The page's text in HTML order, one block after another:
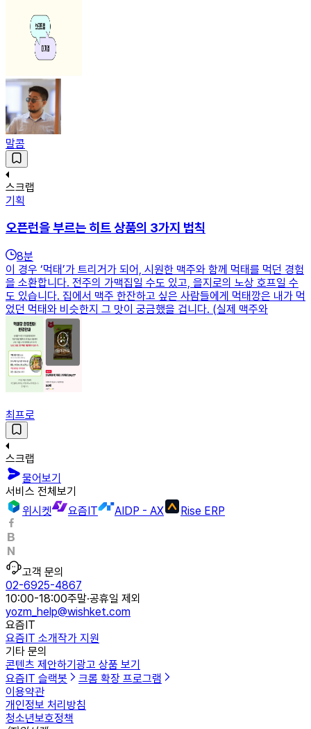
말콤
스크랩
기획
오픈런을 부르는 히트 상품의 3가지 법칙
8분
이 경우 ‘먹태’가 트리거가 되어, 시원한 맥주와 함께 먹태를 먹던 경험
을 소환합니다. 전주의 가맥집일 수도 있고, 을지로의 노상 호프일 수
도 있습니다. 집에서 맥주 한잔하고 싶은 사람들에게 먹태깡은 내가 먹
었던 먹태와 비슷한지 그 맛이 궁금했을 겁니다. (실제 맥주와
최프로
스크랩
물어보기
서비스 전체보기
위시켓
요즘IT AIDP - AX Rise ERP
고객 문의
02-6925-4867
10:00-18:00주말·공휴일 제외
yozm_help@wishket.com
요즘IT
요즘IT 소개작가 지원
기타 문의
콘텐츠 제안하기 광고 상품 보기
요즘IT 슬랙봇
크롬 확장 프로그램
이용약관
개인정보 처리방침
청소년보호정책